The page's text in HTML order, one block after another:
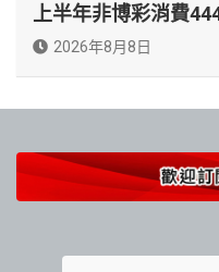
上半年非博彩消費
2026年8月8日